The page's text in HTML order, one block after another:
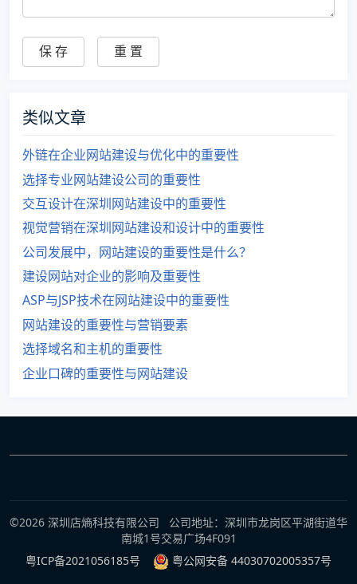
类似文章
外链在企业网站建设与优化中的重要性
选择专业网站建设公司的重要性
交互设计在深圳网站建设中的重要性
视觉营销在深圳网站建设和设计中的重要性
公司发展中，网站建设的重要性是什么？
建设网站对企业的影响及重要性
ASP与JSP技术在网站建设中的重要性
网站建设的重要性与营销要素
选择域名和主机的重要性
企业口碑的重要性与网站建设
©2026 深圳店熵科技有限公司 公司地址：深圳市龙岗区平湖街道华
南城1号交易广场4F091
粤ICP备2021056185号
粤公网安备 44030702005357号